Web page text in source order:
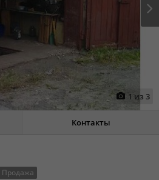
1 из 3
Контакты
Продажа